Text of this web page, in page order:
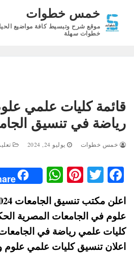
خطوات
شرح وتبسيط كافة مواضيع الحياة في
سهلة
كليات علمي علوم
تنسيق الجامعات 2024
يوليو 24, 2024 تعليم وهوايات
T
wi
tte
r
Pi
nt
er
es
t
W
ts
A
pp
Share
اعلن مكتب تنسيق
المصرية الحكومية
رياضة في الجامعات كاملة
كليات علمي علوم ورياضة